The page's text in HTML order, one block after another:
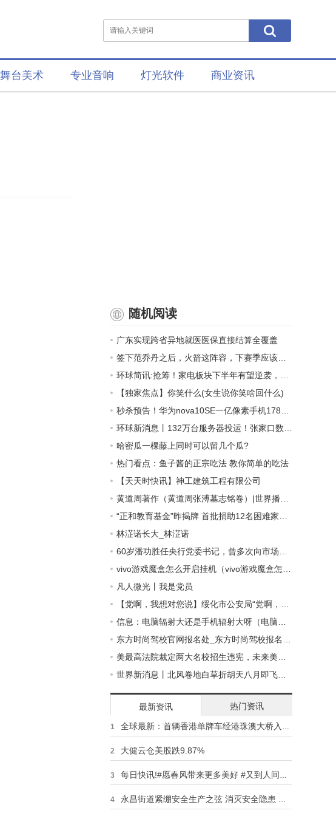
舞台美术 专业音响 灯光软件 商业资讯
随机阅读
广东实现跨省异地就医医保直接结算全覆盖
【独家焦点】你笑什么(女生说你笑啥回什么)
哈密瓜一棵藤上同时可以留几个瓜?
热门看点：鱼子酱的正宗吃法 教你简单的吃法
【天天时快讯】神工建筑工程有限公司
林淽诺长大_林淽诺
凡人微光丨我是党员
最新资讯 热门资讯
1 全球最新：首辆香港单牌车经港珠澳大桥入粤！
2 大健云仓美股跌9.87%
3 每日快讯!#愿春风带来更多美好 #又到人间最美四月天了 #花开时节留住美好 #春暖花...
4 永昌街道紧绷安全生产之弦 消灭安全隐患 世界今亮点